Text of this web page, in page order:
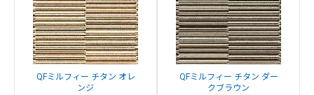
QFミルフィー チタン オレ
ンジ
QFミルフィー チタン ダー
クブラウン